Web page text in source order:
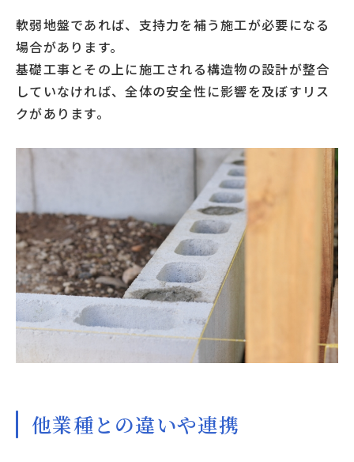
軟弱地盤であれば、支持力を補う施工が必要になる
場合があります。
基礎工事とその上に施工される構造物の設計が整合
していなければ、全体の安全性に影響を及ぼすリス
クがあります。
他業種との違いや連携